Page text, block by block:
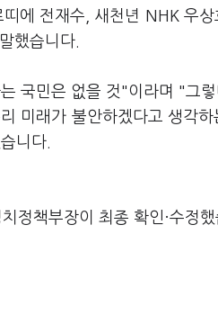
에 전재수, 새천년 NHK 우상
했습니다.
국민은 없을 것"이라며 "그
미래가 불안하겠다고 생각
니다.
정책부장이 최종 확인·수정했